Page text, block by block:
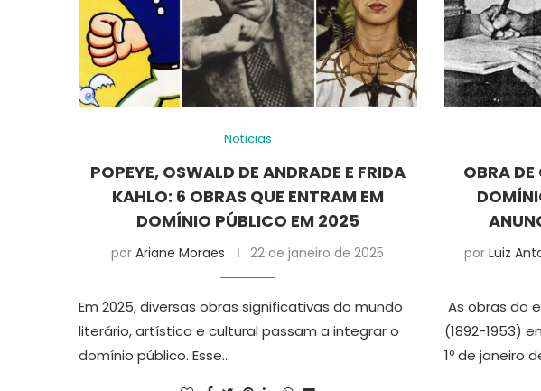
Notícias
POPEYE, OSWALD DE ANDRADE E FRIDA
KAHLO: 6 OBRAS QUE ENTRAM EM
DOMÍNIO PÚBLICO EM 2025
porAriane Moraes 22 de janeiro de 2025
Em 2025, diversas obras significativas do mundo
literário, artístico e cultural passam a integrar o
domínio público. Esse…
OBRA
por Luiz
As obras do
(1892-1953)
1º de janeiro